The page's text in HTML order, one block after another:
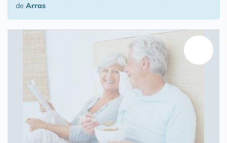
de Arras